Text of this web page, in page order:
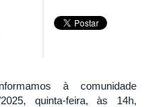
à comunidade
quinta-feira, às 14h,